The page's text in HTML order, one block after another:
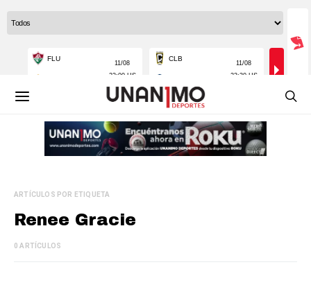
ARTÍCULOS POR ETIQUETA
Renee Gracie
0 ARTÍCULOS